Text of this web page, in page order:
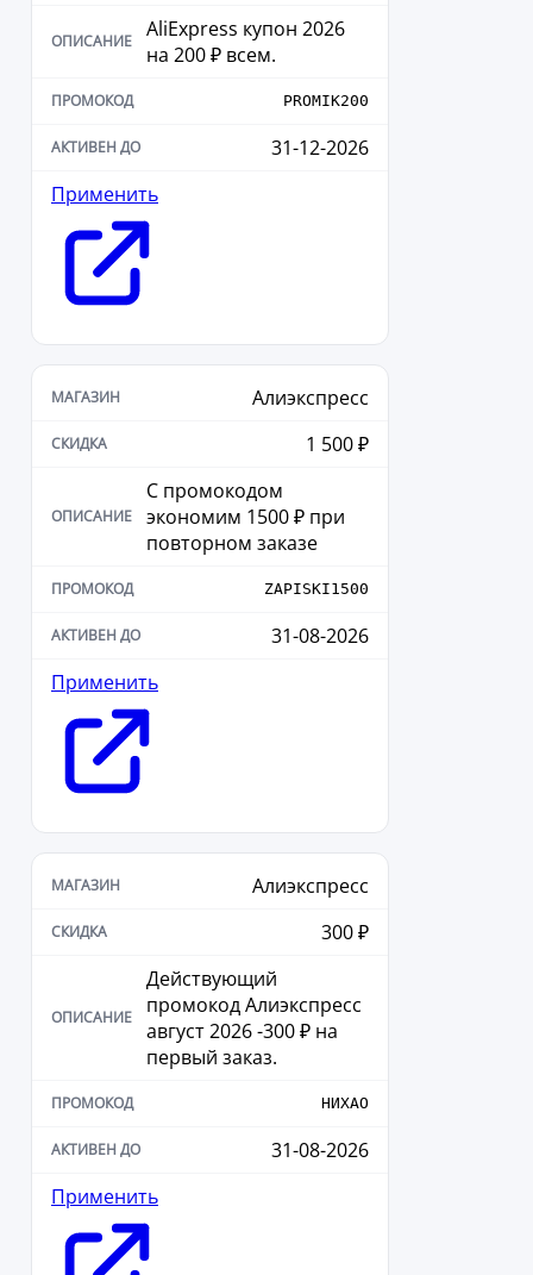
AliExpress купон 2026
на 200 ₽ всем.
PROMIK200
31-12-2026
Применить
Алиэкспресс
1 500 ₽
С промокодом
экономим 1500 ₽ при
повторном заказе
ZAPISKI1500
31-08-2026
Применить
Алиэкспресс
300 ₽
Действующий
промокод Алиэкспресс
август 2026 -300 ₽ на
первый заказ.
НИХАО
31-08-2026
Применить